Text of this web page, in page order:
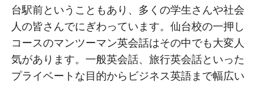
台駅前ということもあり、多くの学生さんや社会
人の皆さんでにぎわっています。仙台校の一押し
コースのマンツーマン英会話はその中でも大変人
気があります。一般英会話、旅行英会話といった
プライベートな目的からビジネス英語まで幅広い